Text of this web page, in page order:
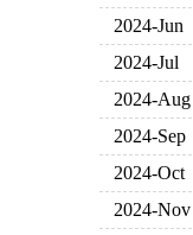
2024-Jun
2024-Jul
2024-Aug
2024-Sep
2024-Oct
2024-Nov